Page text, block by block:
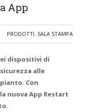
App
PRODOTTI, SALA STAMPA
dispositivi di
alle
Con
nuova App Restart